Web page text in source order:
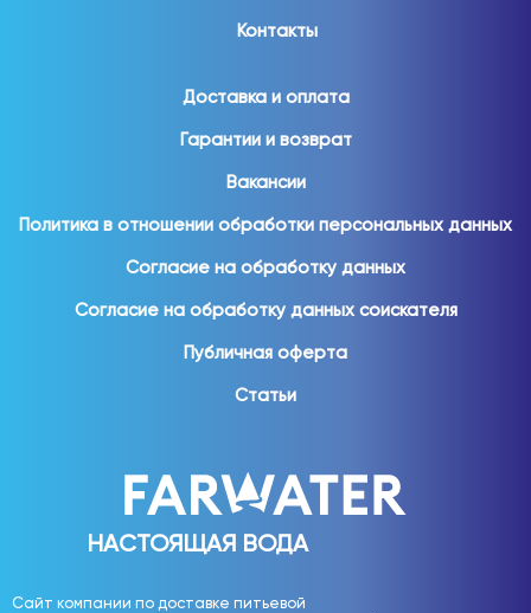
НАСТОЯЩАЯ ВОДА
Сайт компании по доставке питьевой
Контакты
Доставка и оплата
Гарантии и возврат
Вакансии
Политика в отношении обработки персональных данных
Согласие на обработку данных
Согласие на обработку данных соискателя
Публичная оферта
Статьи